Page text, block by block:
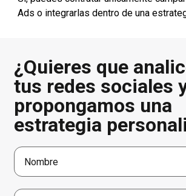
Ads o integrarlas dentro de una
¿Quieres que
tus redes sociales
propongamos una
estrategia